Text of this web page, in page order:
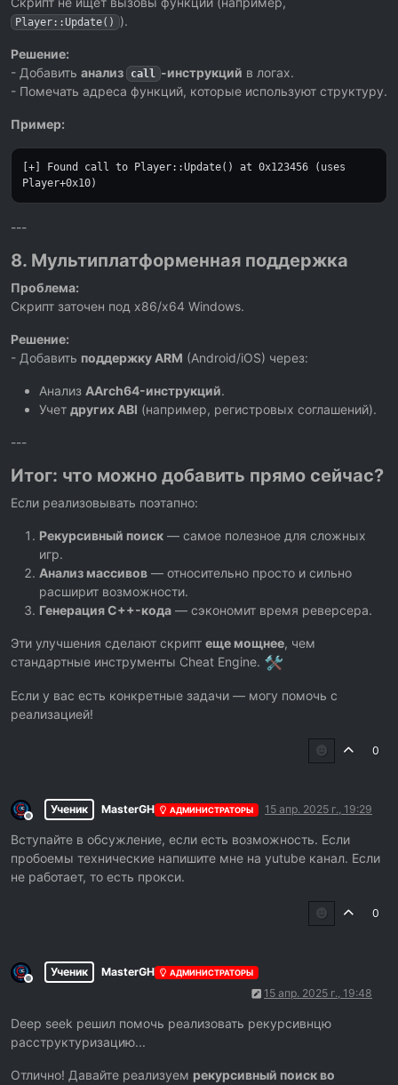
Player::Update() ).
Решение:
- Добавить анализ call -инструкций в логах.
- Помечать адреса функций, которые используют структуру.
Пример:
[+] Found call to Player::Update() at0x123456 (uses
Player+0x10)
---
8. Мультиплатформенная поддержка
Проблема:
Скрипт заточен под x86/x64 Windows.
Решение:
- Добавить поддержку ARM (Android/iOS) через:
Анализ AArch64-инструкций.
Учет других ABI (например, регистровых соглашений).
---
Итог: что можно добавить прямо сейчас?
Если реализовывать поэтапно:
Рекурсивный поиск — самое полезное для сложных
игр.
Анализ массивов — относительно просто и сильно
расширит возможности.
Генерация C++-кода — сэкономит время реверсера.
Эти улучшения сделают скрипт еще мощнее, чем
стандартные инструменты Cheat Engine.
Если у вас есть конкретные задачи — могу помочь с
реализацией!
0
Не в сети
Ученик MasterGH АДМИНИСТРАТОРЫ 15 апр. 2025 г., 19:29
Вступайте в обсужление, если есть возможность. Если
пробоемы технические напишите мне на yutube канал. Если
не работает, то есть прокси.
0
Не в сети
Ученик MasterGH АДМИНИСТРАТОРЫ
15 апр. 2025 г., 19:48
Deep seek решил помочь реализовать рекурсивнцю
расструктуризацию...
Отлично! Давайте реализуем рекурсивный поиск во